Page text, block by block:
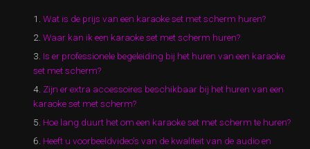
Wat is de prijs van een karaoke set met scherm huren?
Waar kan ik een karaoke set met scherm huren?
Is er professionele begeleiding bij het huren van een karaoke
set met scherm?
Zijn er extra accessoires beschikbaar bij het huren van een
karaoke set met scherm?
Hoe lang duurt het om een karaoke set met scherm te huren?
Heeft u voorbeeldvideo’s van de kwaliteit van de audio en